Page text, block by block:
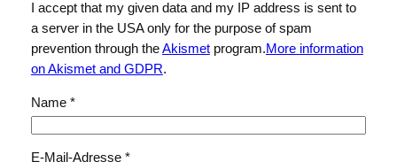
I accept that my given data and my IP address is sent to
a server in the USA only for the purpose of spam
prevention through theAkismetprogram.More information
on Akismet and GDPR.
Name *
E-Mail-Adresse *